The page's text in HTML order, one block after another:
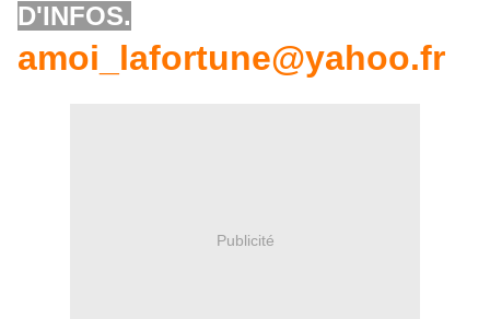
D'INFOS.
amoi_lafortune@yahoo.fr
Publicité